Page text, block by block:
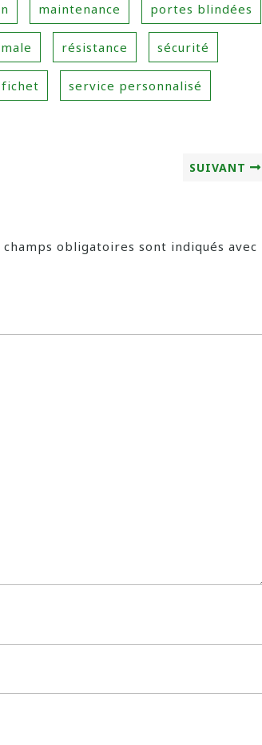
maintenance portes blindées
résistance sécurité
service personnalisé
SUIVANT
champs obligatoires sont indiqués avec